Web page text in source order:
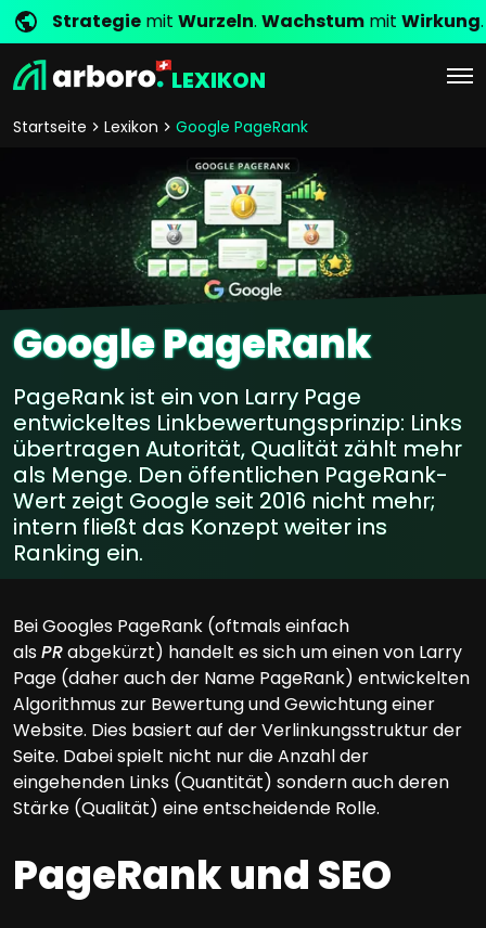
Strategie mit Wurzeln. Wachstum mit Wirkung.
LEXIKON
Startseite Lexikon Google PageRank
Google PageRank
PageRank ist ein von Larry Page
entwickeltes Linkbewertungsprinzip: Links
übertragen Autorität, Qualität zählt mehr
als Menge. Den öffentlichen PageRank-
Wert zeigt Google seit 2016 nicht mehr;
intern fließt das Konzept weiter ins
Ranking ein.
Bei Googles PageRank (oftmals einfach
alsPRabgekürzt) handelt es sich um einen von Larry
Page (daher auch der Name PageRank) entwickelten
Algorithmus zur Bewertung und Gewichtung einer
Website. Dies basiert auf der Verlinkungsstruktur der
Seite. Dabei spielt nicht nur die Anzahl der
eingehenden Links (Quantität) sondern auch deren
Stärke (Qualität) eine entscheidende Rolle.
PageRank und SEO